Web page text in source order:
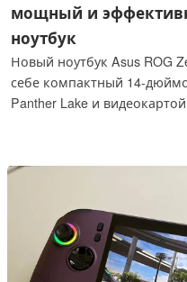
мощный и
ноутбук
Новый ноутбук Asus ROG
себе компактный 14-
Panther Lake и
Такое сочетание
автономной работы.